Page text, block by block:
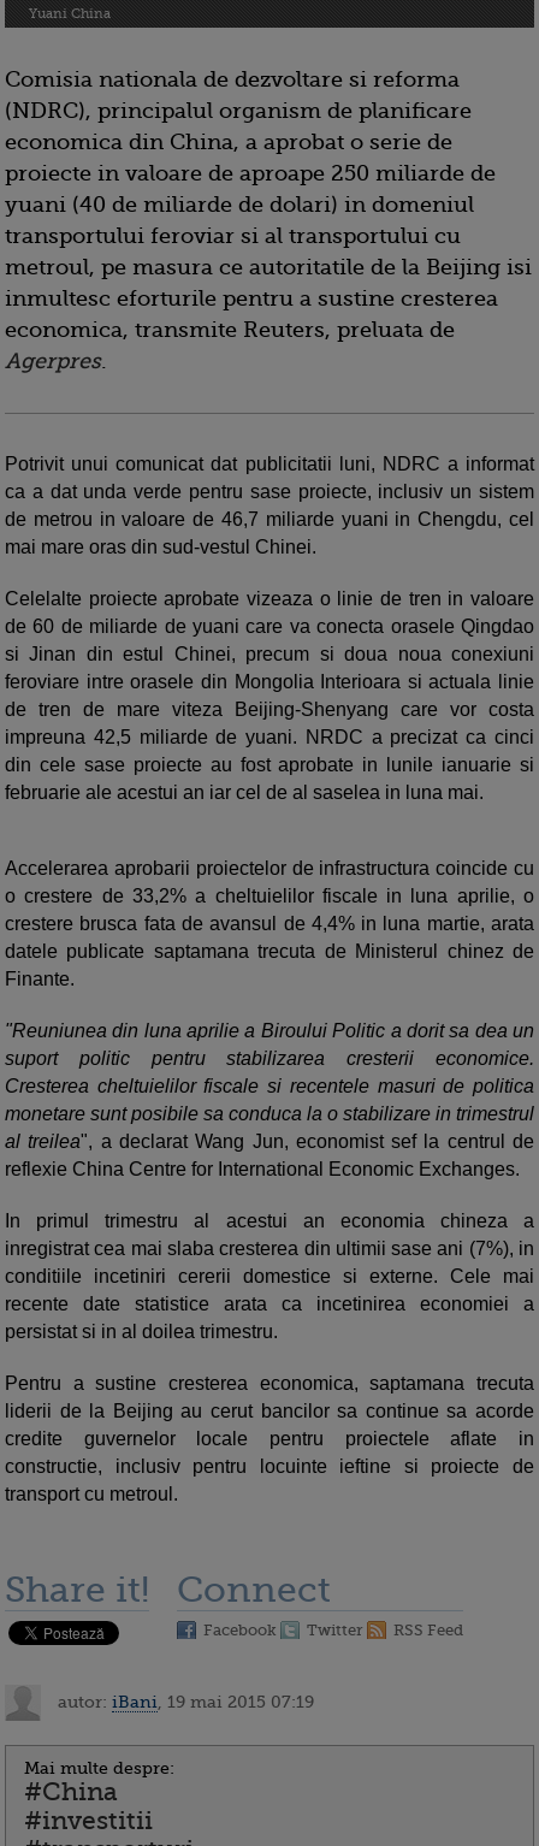
Yuani China
Comisia nationala de dezvoltare si reforma
(NDRC), principalul organism de planificare
economica din China, a aprobat o serie de
proiecte in valoare de aproape 250 miliarde de
yuani (40 de miliarde de dolari) in domeniul
transportului feroviar si al transportului cu
metroul, pe masura ce autoritatile de la Beijing isi
inmultesc eforturile pentru a sustine cresterea
economica, transmite Reuters, preluata de
Agerpres.
Potrivit unui comunicat dat publicitatii luni, NDRC a informat
ca a dat unda verde pentru sase proiecte, inclusiv un sistem
de metrou in valoare de 46,7 miliarde yuani in Chengdu, cel
mai mare oras din sud-vestul Chinei.
Celelalte proiecte aprobate vizeaza o linie de tren in valoare
de 60 de miliarde de yuani care va conecta orasele Qingdao
si Jinan din estul Chinei, precum si doua noua conexiuni
feroviare intre orasele din Mongolia Interioara si actuala linie
de tren de mare viteza Beijing-Shenyang care vor costa
impreuna 42,5 miliarde de yuani. NRDC a precizat ca cinci
din cele sase proiecte au fost aprobate in lunile ianuarie si
februarie ale acestui an iar cel de al saselea in luna mai.
Accelerarea aprobarii proiectelor de infrastructura coincide cu
o crestere de 33,2% a cheltuielilor fiscale in luna aprilie, o
crestere brusca fata de avansul de 4,4% in luna martie, arata
datele publicate saptamana trecuta de Ministerul chinez de
Finante.
"Reuniunea din luna aprilie a Biroului Politic a dorit sa dea un
suport politic pentru stabilizarea cresterii economice.
Cresterea cheltuielilor fiscale si recentele masuri de politica
monetare sunt posibile sa conduca la o stabilizare in trimestrul
al treilea", a declarat Wang Jun, economist sef la centrul de
reflexie China Centre for International Economic Exchanges.
In primul trimestru al acestui an economia chineza a
inregistrat cea mai slaba cresterea din ultimii sase ani (7%), in
conditiile incetiniri cererii domestice si externe. Cele mai
recente date statistice arata ca incetinirea economiei a
persistat si in al doilea trimestru.
Pentru a sustine cresterea economica, saptamana trecuta
liderii de la Beijing au cerut bancilor sa continue sa acorde
credite guvernelor locale pentru proiectele aflate in
constructie, inclusiv pentru locuinte ieftine si proiecte de
transport cu metroul.
Share it! Connect
Facebook Twitter RSS Feed
autor: iBani , 19 mai 2015 07:19
Mai multe despre:
#China
#investitii